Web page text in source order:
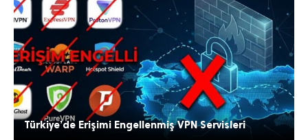
Türkiye’de Erişimi Engellenmiş VPN Servisleri